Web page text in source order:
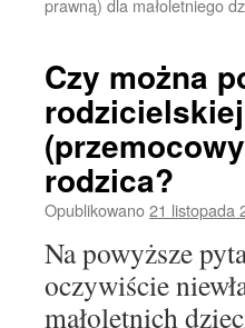
prawną) dla małoletniego
Czy można
rodzica?
Opublikowano21 listopada
Na powyższe
oczywiście
małoletnich